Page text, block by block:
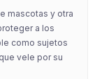
mascotas y otra
a los
como sujetos
vele por su